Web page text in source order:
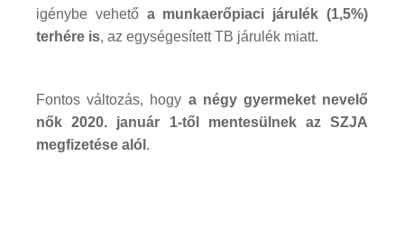
igénybe vehető a munkaerőpiaci járulék (1,5%)
terhére is, az egységesített TB járulék miatt.
Fontos változás, hogy a négy gyermeket nevelő
nők 2020. január 1-től mentesülnek az SZJA
megfizetése alól .